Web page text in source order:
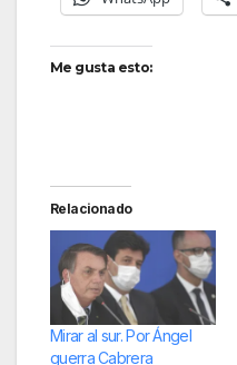
Me gusta esto:
Relacionado
Mirar al sur. Por Ángel
guerra Cabrera